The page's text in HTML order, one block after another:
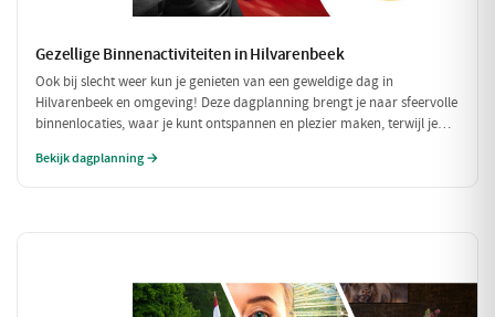
Gezellige Binnenactiviteiten in Hilvarenbeek
Ook bij slecht weer kun je genieten van een geweldige dag in
Hilvarenbeek en omgeving! Deze dagplanning brengt je naar sfeervolle
binnenlocaties, waar je kunt ontspannen en plezier maken, terwijl je
vrienden of familie!
Bekijk dagplanning →